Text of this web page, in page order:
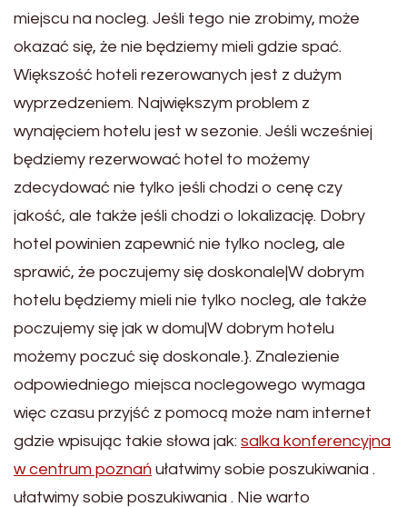
miejscu na nocleg. Jeśli tego nie zrobimy, może
okazać się, że nie będziemy mieli gdzie spać.
Większość hoteli rezerowanych jest z dużym
wyprzedzeniem. Największym problem z
wynajęciem hotelu jest w sezonie. Jeśli wcześniej
będziemy rezerwować hotel to możemy
zdecydować nie tylko jeśli chodzi o cenę czy
jakość, ale także jeśli chodzi o lokalizację. Dobry
hotel powinien zapewnić nie tylko nocleg, ale
sprawić, że poczujemy się doskonale|W dobrym
hotelu będziemy mieli nie tylko nocleg, ale także
poczujemy się jak w domu|W dobrym hotelu
możemy poczuć się doskonale.}. Znalezienie
odpowiedniego miejsca noclegowego wymaga
więc czasu przyjść z pomocą może nam internet
gdzie wpisując takie słowa jak: salka konferencyjna
w centrum poznań ułatwimy sobie poszukiwania .
ułatwimy sobie poszukiwania . Nie warto